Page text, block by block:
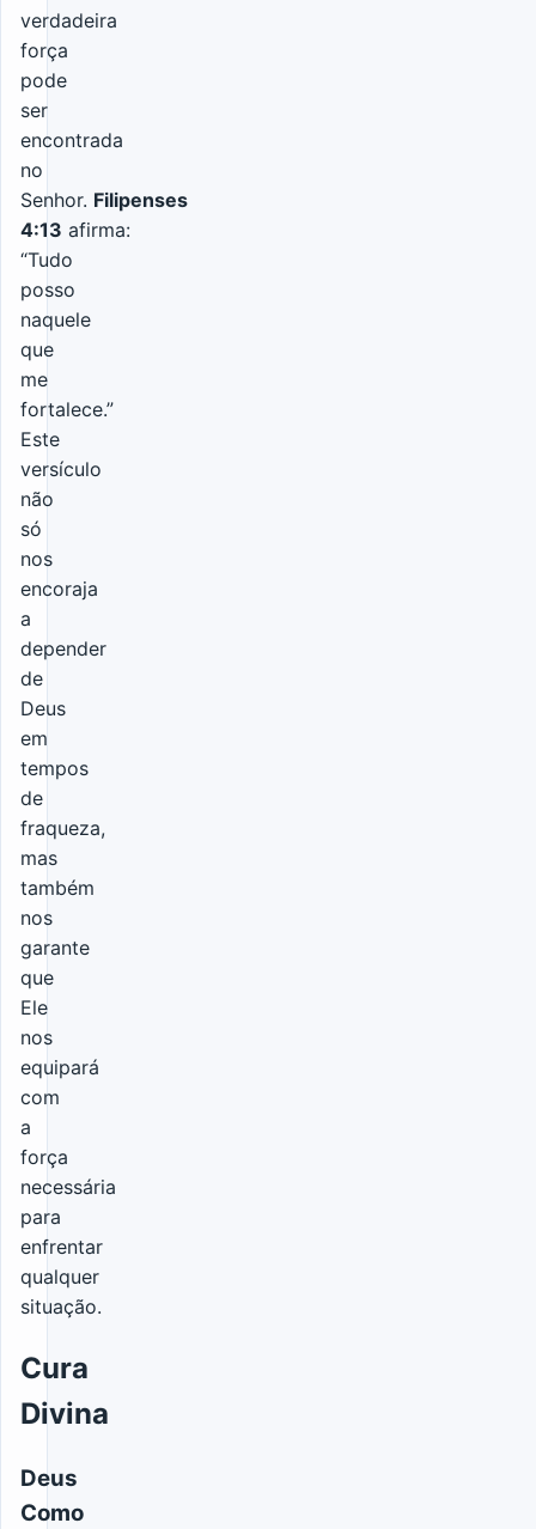
verdadeira
força
pode
ser
encontrada
no
Senhor. Filipenses
4:13 afirma:
“Tudo
posso
naquele
que
me
fortalece.”
Este
versículo
não
só
nos
encoraja
a
depender
de
Deus
em
tempos
de
fraqueza,
mas
também
nos
garante
que
Ele
nos
equipará
com
a
força
necessária
para
enfrentar
qualquer
situação.
Cura
Divina
Deus
Como